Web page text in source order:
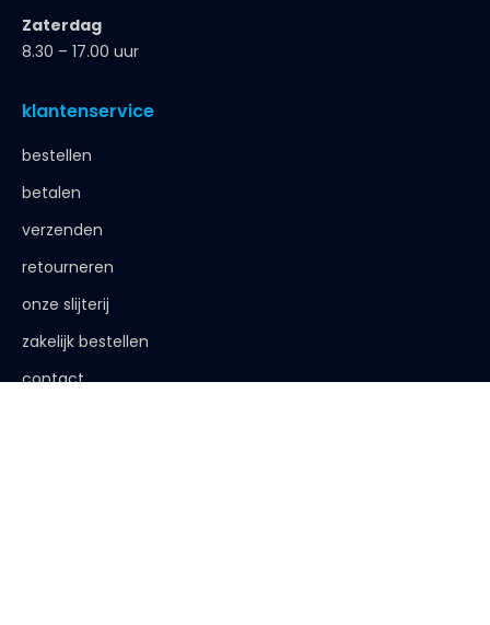
Zaterdag
8.30 – 17.00 uur
klantenservice
bestellen
betalen
verzenden
retourneren
onze slijterij
zakelijk bestellen
contact